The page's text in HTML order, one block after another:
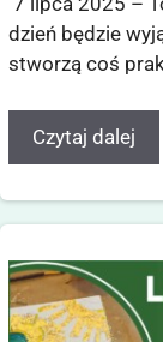
dzień będzie
stworzą coś
Czytaj dalej